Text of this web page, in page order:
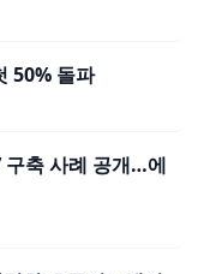
50% 돌파
구축 사례 공개…에